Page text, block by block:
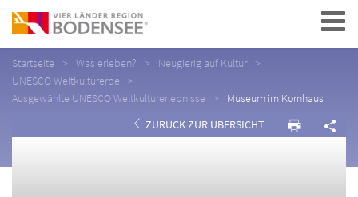
Navigation
Startseite Was erleben?
Neugierig auf Kultur
UNESCO Weltkulturerbe
Ausgewählte UNESCO Weltkulturerlebnisse
Museum im Kornhaus
ZURÜCK ZUR ÜBERSICHT